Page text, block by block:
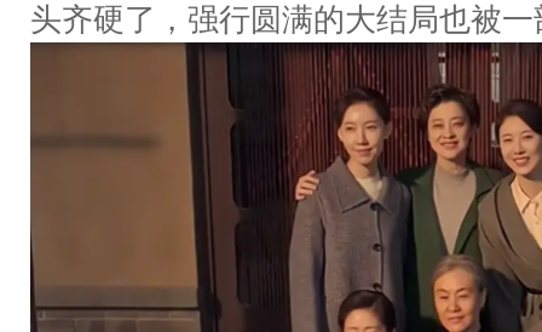
头齐硬了，强行圆满的大结局也被